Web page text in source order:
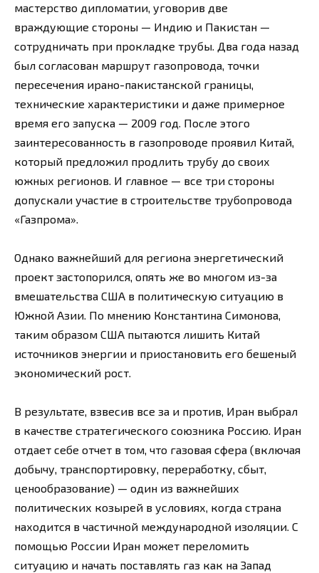
мастерство дипломатии, уговорив две
враждующие стороны — Индию и Пакистан —
сотрудничать при прокладке трубы. Два года назад
был согласован маршрут газопровода, точки
пересечения ирано-пакистанской границы,
технические характеристики и даже примерное
время его запуска — 2009 год. После этого
заинтересованность в газопроводе проявил Китай,
который предложил продлить трубу до своих
южных регионов. И главное — все три стороны
допускали участие в строительстве трубопровода
«Газпрома».
Однако важнейший для региона энергетический
проект застопорился, опять же во многом из-за
вмешательства США в политическую ситуацию в
Южной Азии. По мнению Константина Симонова,
таким образом США пытаются лишить Китай
источников энергии и приостановить его бешеный
экономический рост.
В результате, взвесив все за и против, Иран выбрал
в качестве стратегического союзника Россию. Иран
отдает себе отчет в том, что газовая сфера (включая
добычу, транспортировку, переработку, сбыт,
ценообразование) — один из важнейших
политических козырей в условиях, когда страна
находится в частичной международной изоляции. С
помощью России Иран может переломить
ситуацию и начать поставлять газ как на Запад